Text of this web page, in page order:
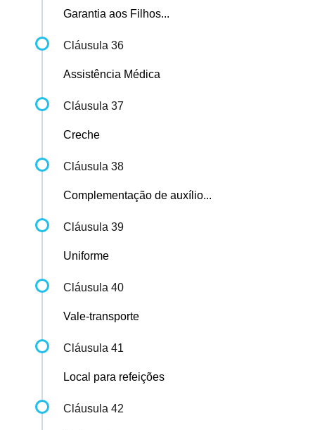
Garantia aos Filhos...
Cláusula 36
Assistência Médica
Cláusula 37
Creche
Cláusula 38
Complementação de auxílio...
Cláusula 39
Uniforme
Cláusula 40
Vale-transporte
Cláusula 41
Local para refeições
Cláusula 42